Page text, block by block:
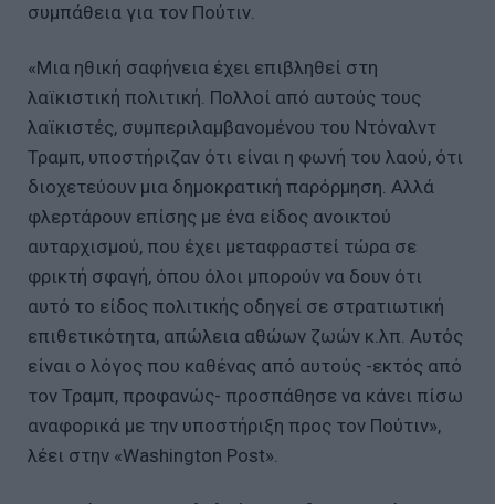
συμπάθεια για τον Πούτιν.
«Μια ηθική σαφήνεια έχει επιβληθεί στη
λαϊκιστική πολιτική. Πολλοί από αυτούς τους
λαϊκιστές, συμπεριλαμβανομένου του Ντόναλντ
Τραμπ, υποστήριζαν ότι είναι η φωνή του λαού, ότι
διοχετεύουν μια δημοκρατική παρόρμηση. Αλλά
φλερτάρουν επίσης με ένα είδος ανοικτού
αυταρχισμού, που έχει μεταφραστεί τώρα σε
φρικτή σφαγή, όπου όλοι μπορούν να δουν ότι
αυτό το είδος πολιτικής οδηγεί σε στρατιωτική
επιθετικότητα, απώλεια αθώων ζωών κ.λπ. Αυτός
είναι ο λόγος που καθένας από αυτούς -εκτός από
τον Τραμπ, προφανώς- προσπάθησε να κάνει πίσω
αναφορικά με την υποστήριξη προς τον Πούτιν»,
λέει στην «Washington Post».